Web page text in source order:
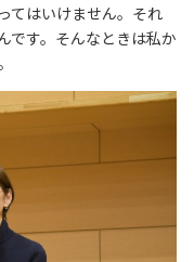
てはいけません。それ
です。そんなときは私か